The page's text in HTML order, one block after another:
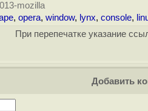
mozilla
, opera, window, lynx, console,
При перепечатке указание
Добавить